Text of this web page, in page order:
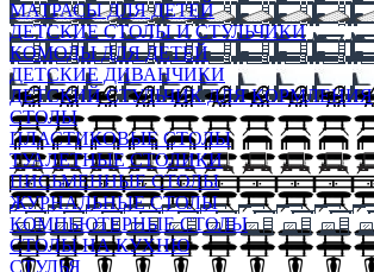
МАТРАСЫ ДЛЯ ДЕТЕЙ
ДЕТСКИЕ СТОЛЫ И СТУЛЬЧИКИ
КОМОДЫ ДЛЯ ДЕТЕЙ
ДЕТСКИЕ ДИВАНЧИКИ
ДЕТСКИЙ СТУЛЬЧИК ДЛЯ КОРМЛЕНИЯ
СТОЛЫ
ПЛАСТИКОВЫЕ СТОЛЫ
ТУАЛЕТНЫЕ СТОЛИКИ
ПИСЬМЕННЫЕ СТОЛЫ
ЖУРНАЛЬНЫЕ СТОЛЫ
КОМПЬЮТЕРНЫЕ СТОЛЫ
СТОЛЫ НА КУХНЮ
СТУЛЬЯ